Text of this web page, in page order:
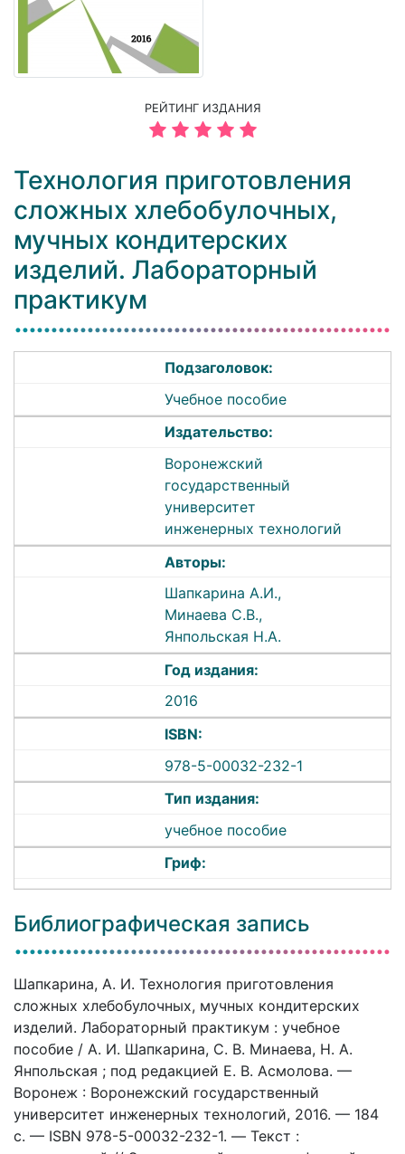
РЕЙТИНГ ИЗДАНИЯ
Технология приготовления
сложных хлебобулочных,
мучных кондитерских
изделий. Лабораторный
практикум
Подзаголовок:
Учебное пособие
Издательство:
Воронежский
государственный
университет
инженерных технологий
Авторы:
Шапкарина А.И.,
Минаева С.В.,
Янпольская Н.А.
Год издания:
2016
ISBN:
978-5-00032-232-1
Тип издания:
учебное пособие
Гриф:
Библиографическая запись
Шапкарина, А. И. Технология приготовления
сложных хлебобулочных, мучных кондитерских
изделий. Лабораторный практикум : учебное
пособие / А. И. Шапкарина, С. В. Минаева, Н. А.
Янпольская ; под редакцией Е. В. Асмолова. —
Воронеж : Воронежский государственный
университет инженерных технологий, 2016. — 184
c. — ISBN 978-5-00032-232-1. — Текст :